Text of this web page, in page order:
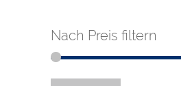
Nach Preis filtern